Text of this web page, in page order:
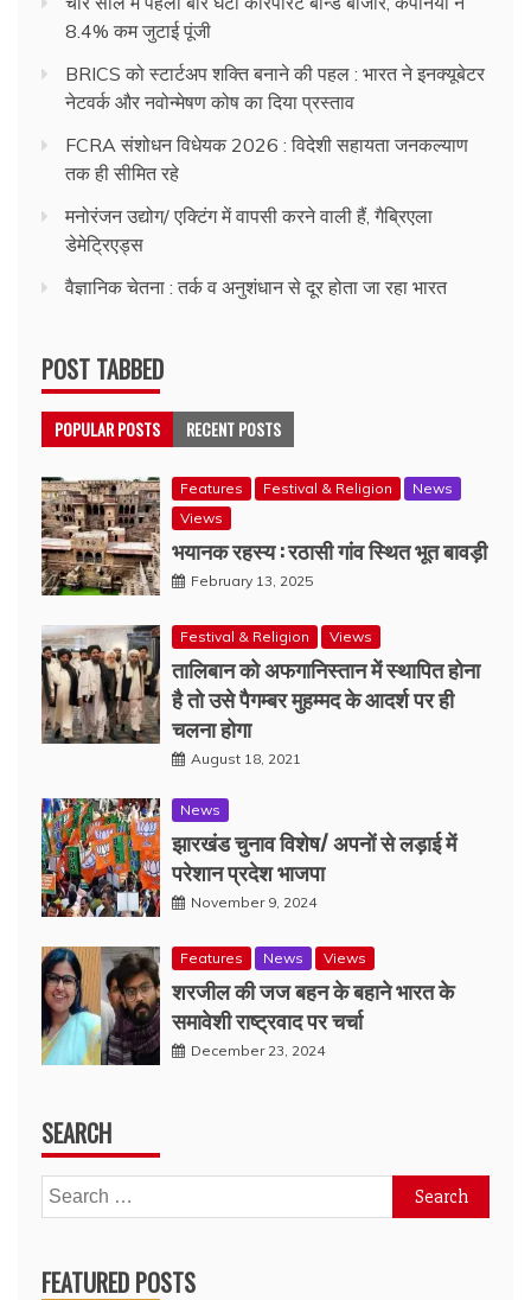
8.4% कम जुटाई पूंजी
BRICS को स्टार्टअप शक्ति बनाने की पहल : भारत ने इनक्यूबेटर
नेटवर्क और नवोन्मेषण कोष का दिया प्रस्ताव
FCRA संशोधन विधेयक 2026 : विदेशी सहायता जनकल्याण
तक ही सीमित रहे
मनोरंजन उद्योग/ एक्टिंग में वापसी करने वाली हैं, गैब्रिएला
डेमेट्रिएड्स
वैज्ञानिक चेतना : तर्क व अनुशंधान से दूर होता जा रहा भारत
POST TABBED
POPULAR POSTS RECENT POSTS
Features Festival & Religion
News
Views
भयानक रहस्य : रठासी गांव स्थित भूत बावड़ी
February 13, 2025
Festival & Religion Views
तालिबान को अफगानिस्तान में स्थापित होना
है तो उसे पैगम्बर मुहम्मद के आदर्श पर ही
चलना होगा
August 18, 2021
News
झारखंड चुनाव विशेष/ अपनों से लड़ाई में
परेशान प्रदेश भाजपा
November 9, 2024
Features News Views
शरजील की जज बहन के बहाने भारत के
समावेशी राष्ट्रवाद पर चर्चा
December 23, 2024
SEARCH
Search
for:
FEATURED POSTS